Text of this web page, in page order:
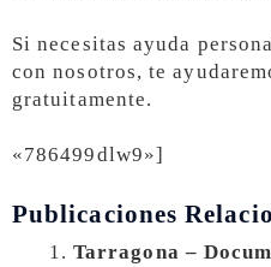
Si necesitas ayuda
con nosotros, te
gratuitamente.
«786499dlw9»]
Publicaciones
Tarragona –